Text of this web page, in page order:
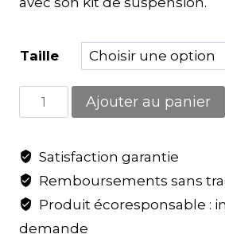
Taille
Ajouter au panier
Satisfaction garantie
Remboursements sans
Produit écoresponsable :
demande